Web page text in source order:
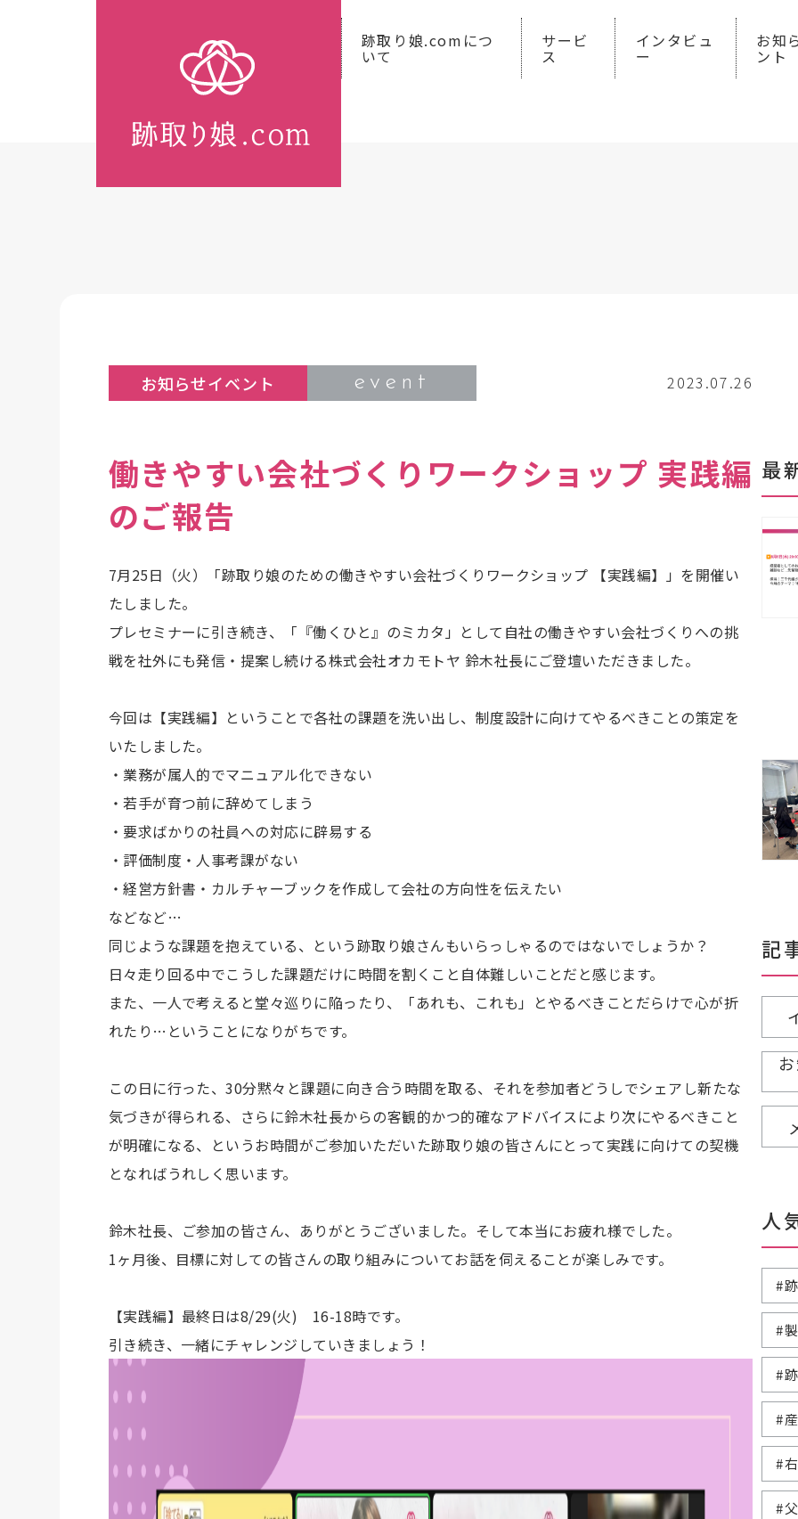
跡取り娘.comにつ
いて
サービ
ス
インタビュ
ー
お知
ント
お知らせイベント event 2023.07.26
働きやすい会社づくりワークショップ 実践編
のご報告
7月25日（火）「跡取り娘のための働きやすい会社づくりワークショップ 【実践編】」を開催い
たしました。
プレセミナーに引き続き、「『働くひと』のミカタ」として自社の働きやすい会社づくりへの挑
戦を社外にも発信・提案し続ける株式会社オカモトヤ 鈴木社長にご登壇いただきました。
今回は【実践編】ということで各社の課題を洗い出し、制度設計に向けてやるべきことの策定を
いたしました。
・業務が属人的でマニュアル化できない
・若手が育つ前に辞めてしまう
・要求ばかりの社員への対応に辟易する
・評価制度・人事考課がない
・経営方針書・カルチャーブックを作成して会社の方向性を伝えたい
などなど…
同じような課題を抱えている、という跡取り娘さんもいらっしゃるのではないでしょうか？
日々走り回る中でこうした課題だけに時間を割くこと自体難しいことだと感じます。
また、一人で考えると堂々巡りに陥ったり、「あれも、これも」とやるべきことだらけで心が折
れたり…ということになりがちです。
この日に行った、30分黙々と課題に向き合う時間を取る、それを参加者どうしでシェアし新たな
気づきが得られる、さらに鈴木社長からの客観的かつ的確なアドバイスにより次にやるべきこと
が明確になる、というお時間がご参加いただいた跡取り娘の皆さんにとって実践に向けての契機
となればうれしく思います。
鈴木社長、ご参加の皆さん、ありがとうございました。そして本当にお疲れ様でした。
1ヶ月後、目標に対しての皆さんの取り組みについてお話を伺えることが楽しみです。
【実践編】最終日は8/29(火) 16-18時です。
引き続き、一緒にチャレンジしていきましょう！
最
記
人
#
#
#
#
#
#